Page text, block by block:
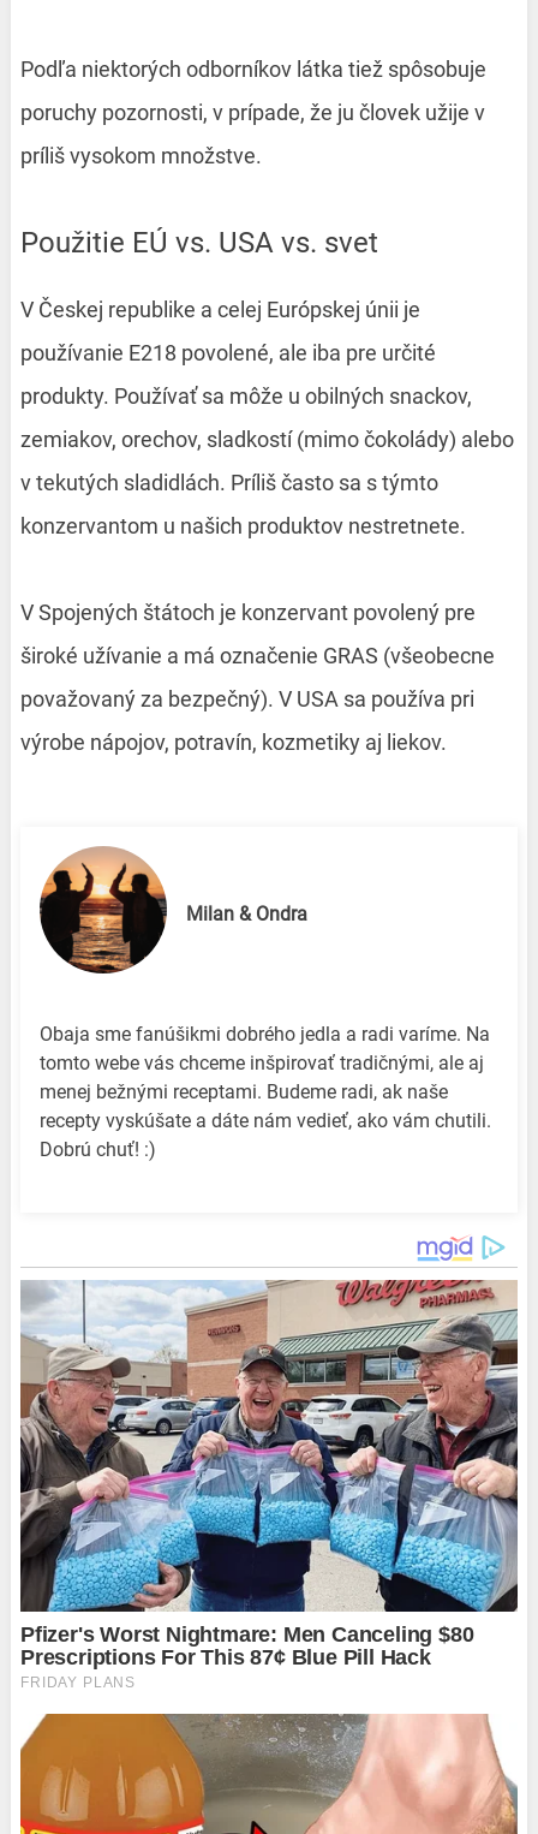
Podľa niektorých odborníkov látka tiež spôsobuje
poruchy pozornosti, v prípade, že ju človek užije v
príliš vysokom množstve.
Použitie EÚ vs. USA vs. svet
V Českej republike a celej Európskej únii je
používanie E218 povolené, ale iba pre určité
produkty. Používať sa môže u obilných snackov,
zemiakov, orechov, sladkostí (mimo čokolády) alebo
v tekutých sladidlách. Príliš často sa s týmto
konzervantom u našich produktov nestretnete.
V Spojených štátoch je konzervant povolený pre
široké užívanie a má označenie GRAS (všeobecne
považovaný za bezpečný). V USA sa používa pri
výrobe nápojov, potravín, kozmetiky aj liekov.
Milan & Ondra
Obaja sme fanúšikmi dobrého jedla a radi varíme. Na
tomto webe vás chceme inšpirovať tradičnými, ale aj
menej bežnými receptami. Budeme radi, ak naše
recepty vyskúšate a dáte nám vedieť, ako vám chutili.
Dobrú chuť! :)